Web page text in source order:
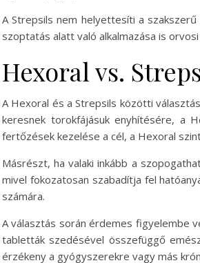
A Strepsils nem helyettesíti a
szoptatás alatt való alkalmazása is
Hexoral vs.
A Hexoral és a Strepsils közötti
keresnek torokfájásuk enyhítésére, a
fertőzések kezelése a cél, a Hexoral
Másrészt, ha valaki inkább a
mivel fokozatosan szabadítja fel
számára.
A választás során érdemes figyelembe
tabletták szedésével összefüggő
érzékeny a gyógyszerekre vagy más